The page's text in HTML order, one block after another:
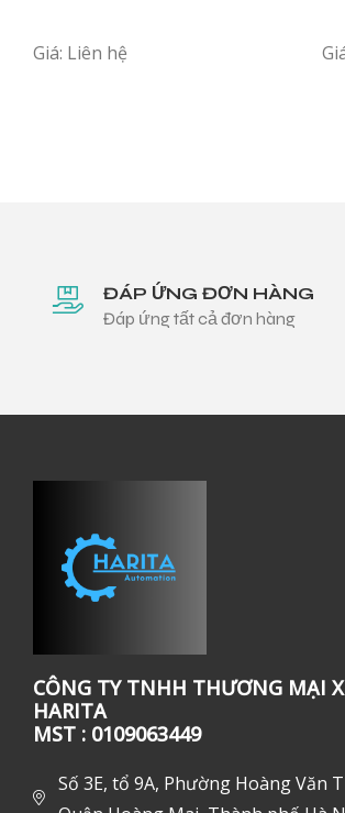
Giá: Liên hệ
ĐÁP ỨNG ĐƠN HÀNG
Đáp ứng tất cả đơn hàng
CÔNG TY TNHH THƯƠNG MẠI
HARITA
MST : 0109063449
Số 3E, tổ 9A, Phường Hoàng Văn